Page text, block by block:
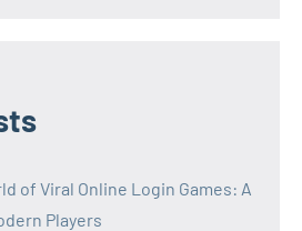
of Viral Online Login Games: A
Players